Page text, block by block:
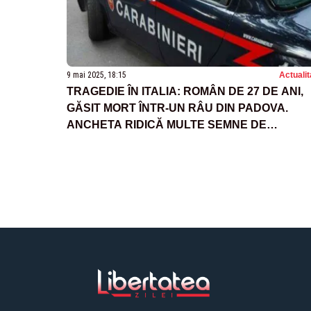
9 mai 2025, 18:15
TRAGEDIE ÎN ITALIA: ROMÂN DE 27 DE ANI,
GĂSIT MORT ÎNTR-UN RÂU DIN PADOVA.
ANCHETA RIDICĂ MULTE SEMNE DE